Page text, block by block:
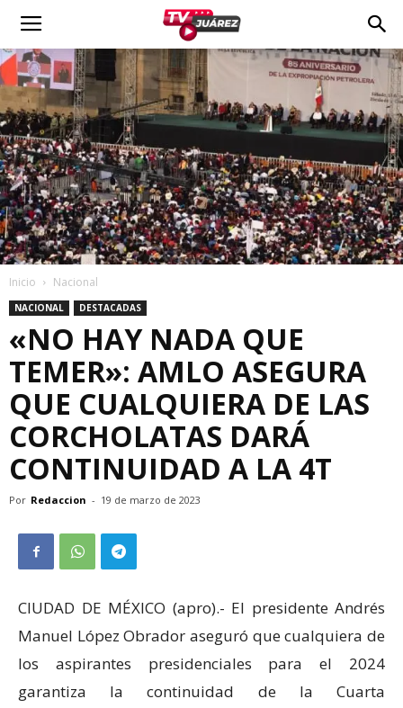
Inicio Nacional
NACIONAL DESTACADAS
«NO HAY NADA QUE
TEMER»: AMLO ASEGURA
QUE CUALQUIERA DE LAS
CORCHOLATAS DARÁ
CONTINUIDAD A LA 4T
Por Redaccion - 19 de marzo de 2023
CIUDAD DE MÉXICO (apro).- El presidente Andrés
Manuel López Obrador aseguró que cualquiera de
los aspirantes presidenciales para el 2024
garantiza la continuidad de la Cuarta